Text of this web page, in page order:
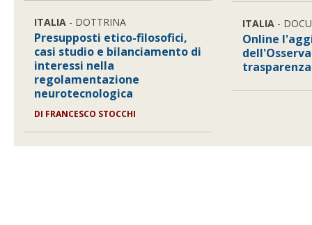
ITALIA - DOTTRINA
Presupposti etico-filosofici,
casi studio e bilanciamento di
interessi nella
regolamentazione
neurotecnologica
DI FRANCESCO STOCCHI
ITALIA -
Online
trasparenza